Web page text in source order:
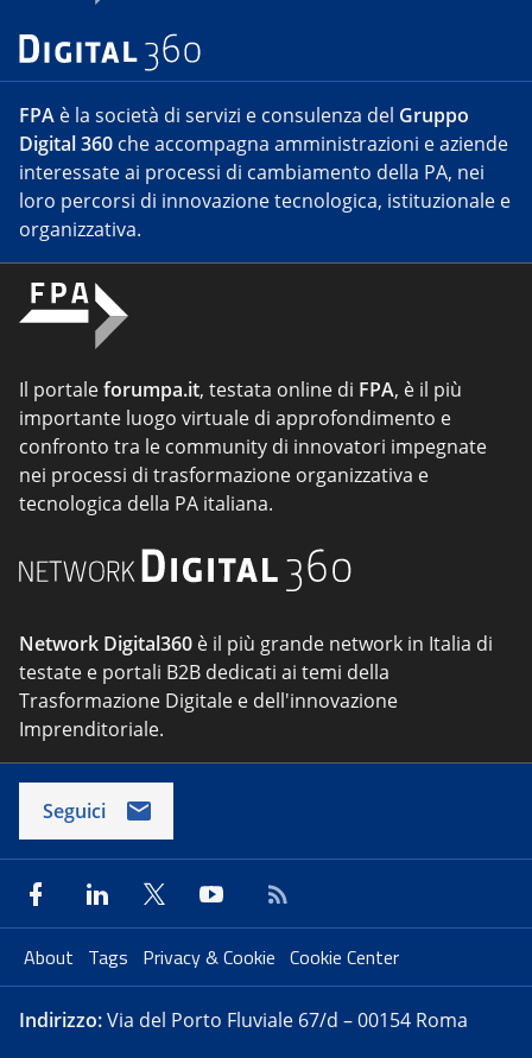
FPA è la società di servizi e consulenza del Gruppo
Digital 360 che accompagna amministrazioni e aziende
interessate ai processi di cambiamento della PA, nei
loro percorsi di innovazione tecnologica, istituzionale e
organizzativa.
Il portaleforumpa.it, testata online di FPA, è il più
importante luogo virtuale di approfondimento e
confronto tra le community di innovatori impegnate
nei processi di trasformazione organizzativa e
tecnologica della PA italiana.
Network Digital360 è il più grande network in Italia di
testate e portali B2B dedicati ai temi della
Trasformazione Digitale e dell'innovazione
Imprenditoriale.
Seguici
About Tags Privacy & Cookie Cookie Center
Indirizzo:Via del Porto Fluviale 67/d – 00154 Roma